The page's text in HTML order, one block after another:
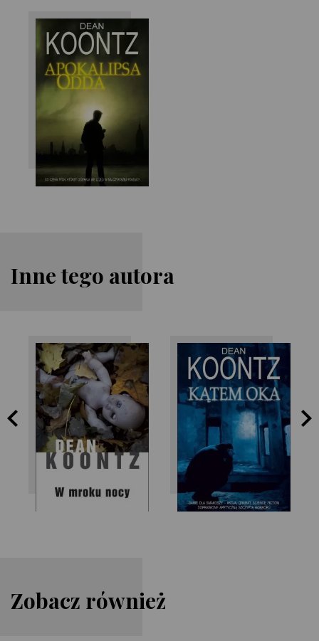
Dean Koontz
Inne tego autora
Dean Koontz Dean Koontz
Zobacz również